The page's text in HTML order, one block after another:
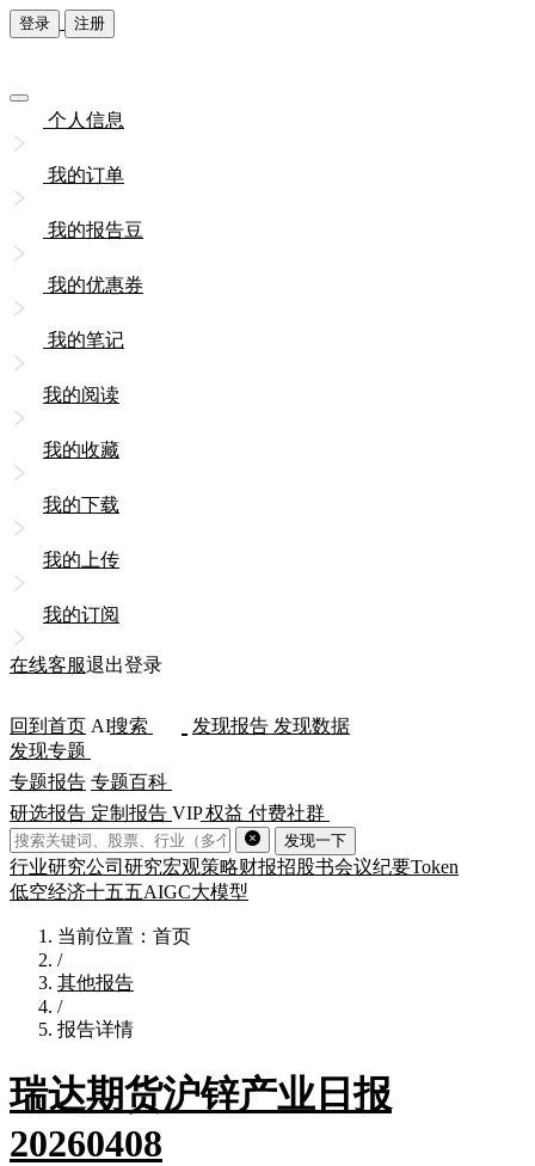
登录 注册
个人信息
我的订单
我的报告豆
我的优惠券
我的笔记
我的阅读
我的收藏
我的下载
我的上传
我的订阅
在线客服退出登录
回到首页 AI搜索 发现报告 发现数据
发现专题
专题报告 专题百科
研选报告 定制报告 VIP权益 付费社群
发现一下
行业研究公司研究宏观策略财报招股书会议纪要Token
低空经济十五五AIGC大模型
当前位置：首页
/
其他报告
/
报告详情
瑞达期货沪锌产业日报
20260408